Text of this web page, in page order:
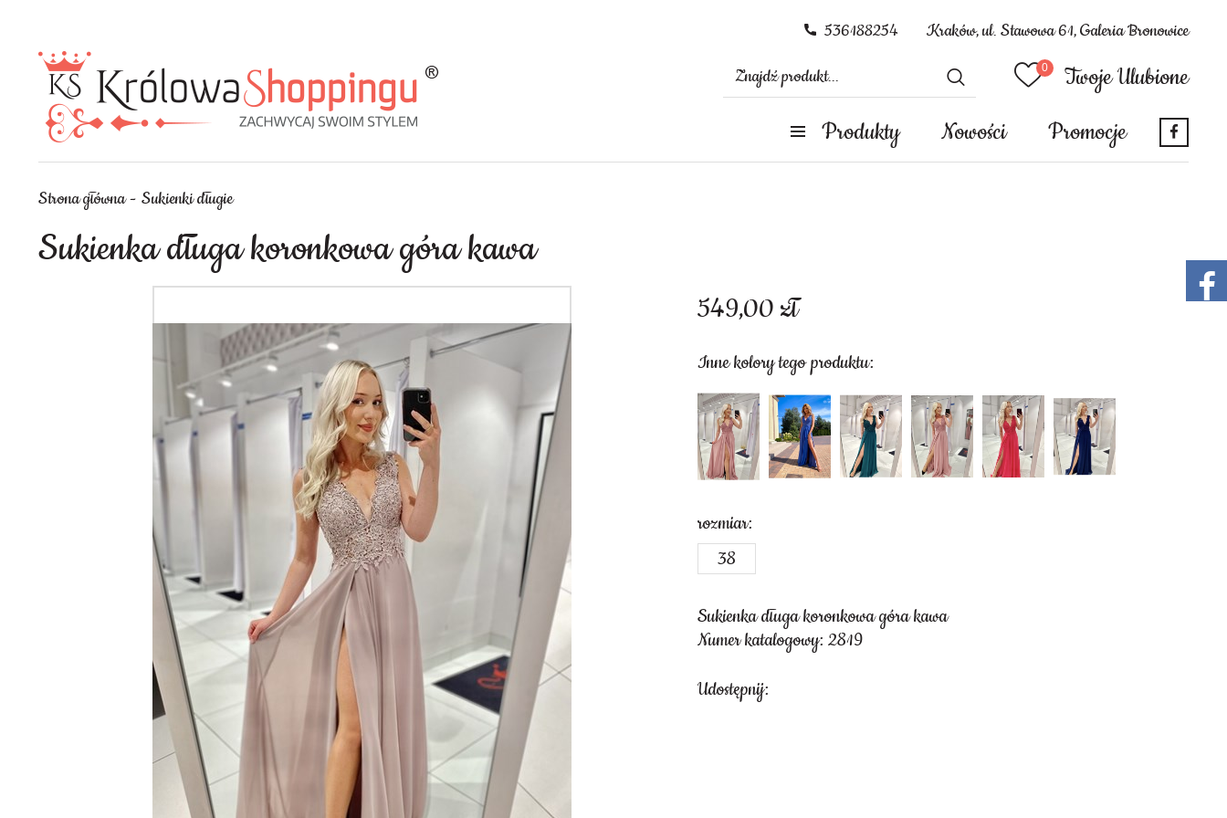
Kraków, ul. Stawowa 61, Galeria Bronowice
536188254
Twoje Ulubione
Produkty
Nowości Promocje
Strona główna Sukienki długie
Sukienka długa koronkowa góra kawa
549,00 zł
Inne kolory tego produktu:
rozmiar:
38
Sukienka długa koronkowa góra kawa
Numer katalogowy: 2819
Udostępnij: